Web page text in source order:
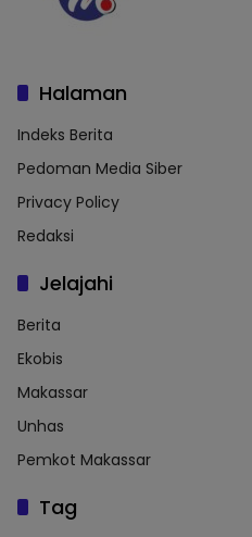
Halaman
Indeks Berita
Pedoman Media Siber
Privacy Policy
Redaksi
Jelajahi
Berita
Ekobis
Makassar
Unhas
Pemkot Makassar
Tag